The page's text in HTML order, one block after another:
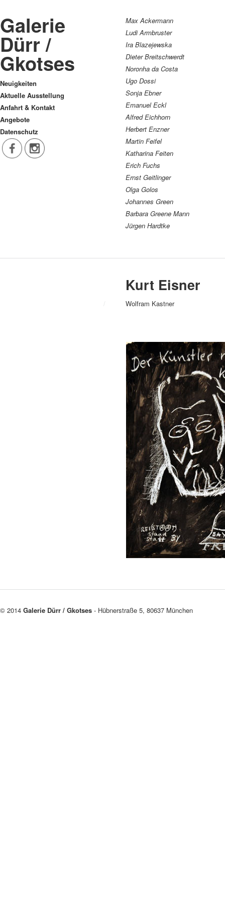
Galerie
Dürr /
Gkotses
Neuigkeiten
Aktuelle Ausstellung
Anfahrt & Kontakt
Angebote
Datenschutz
Max Ackermann
Ludi Armbruster
Ira Blazejewska
Dieter Breitschwerdt
Noronha da Costa
Ugo Dossi
Sonja Ebner
Emanuel Eckl
Alfred Eichhorn
Herbert Enzner
Martin Feifel
Katharina Feiten
Erich Fuchs
Ernst Geitlinger
Olga Golos
Johannes Green
Barbara Greene Mann
Jürgen Hardtke
Kurt Eisner
/ Wolfram Kastner
© 2014 Galerie Dürr / Gkotses - Hübnerstraße 5, 80637 München